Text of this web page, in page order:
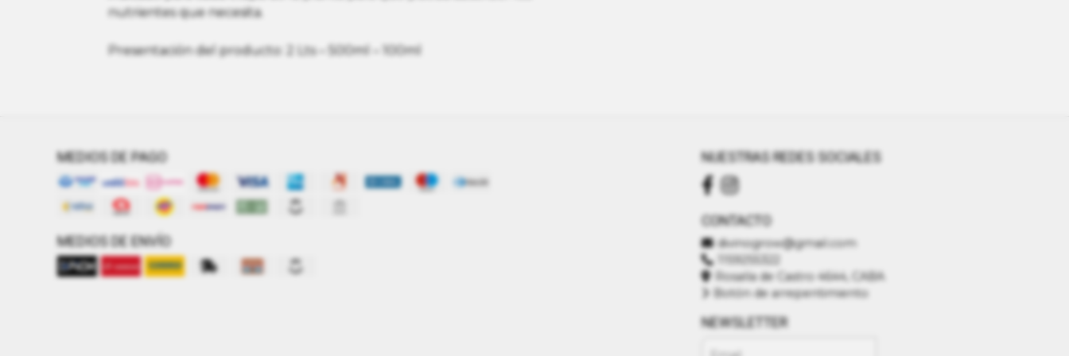
nutrientes que necesita.
Presentación del producto: 2 Lts – 500ml – 100ml
MEDIOS DE PAGO
MEDIOS DE ENVÍO
NUESTRAS REDES SOCIALES
CONTACTO
divinogrow@gmail.com
1159255322
Rosalía de Castro 4644, CABA
Botón de arrepentimiento
NEWSLETTER